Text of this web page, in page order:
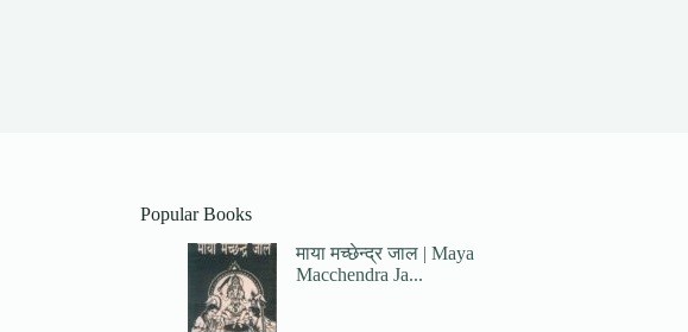
Popular Books
माया मच्छेन्द्र जाल | Maya
Macchendra Ja...